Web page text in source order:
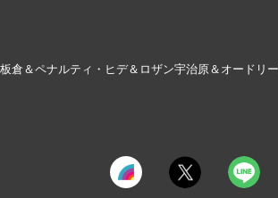
倉＆ペナルティ・ヒデ＆ロザン宇治原＆オードリ